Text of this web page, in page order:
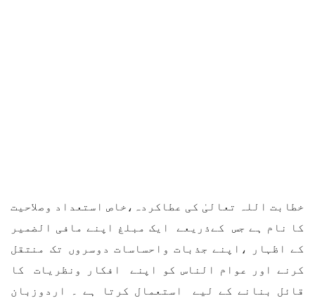
خطابت اللہ تعالیٰ کی عطاکردہ،خاص استعداد وصلاحیت
کا نام ہے جس کےذریعے ایک مبلغ اپنے مافی الضمیر
کے اظہار ،اپنے جذبات واحساسات دوسروں تک منتقل
کرنے اور عوام الناس کو اپنے افکار ونظریات کا
قائل بنانے کے لیے استعمال کرتا ہے ۔ اردوزبان